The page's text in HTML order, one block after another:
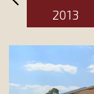
2013